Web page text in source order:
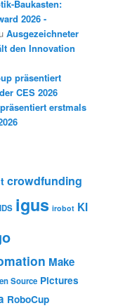
Baukasten:
2026 -
Ausgezeichneter
den Innovation
präsentiert
CES 2026
erstmals
crowdfunding
IDS igus irobot KI
Make
Source Pictures
RoboCup